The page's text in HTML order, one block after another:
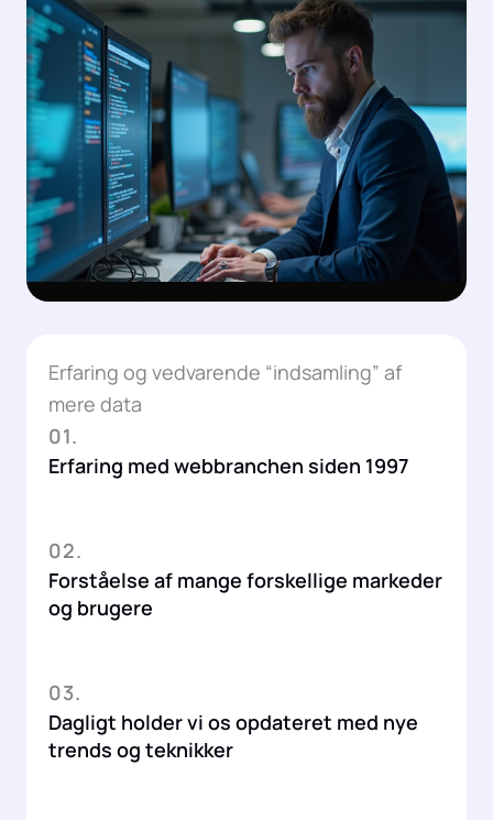
Erfaring og vedvarende “indsamling” af
mere data
01.
Erfaring med webbranchen siden 1997
02.
Forståelse af mange forskellige markeder
og brugere
03.
Dagligt holder vi os opdateret med nye
trends og teknikker